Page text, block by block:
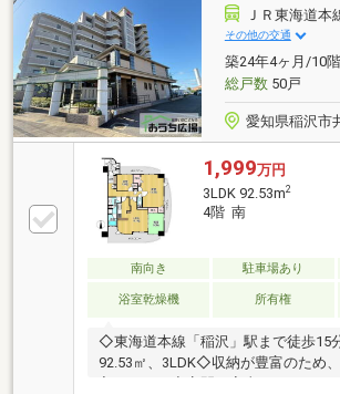
そうです◇専用使用権つき駐車場戸
ズにお使いいただけます◇エアコン1
にご内覧いただけますオプション提
風呂の新品交換ご相談くださいませ
ＪＲ東海道本
その他の交通
築24年4ヶ月/10
総戸数50戸
愛知県稲沢市
1,999万円
3LDK 92.53m2
4階 南
南向き 駐車場あり
浴室乾燥機 所有権
◇東海道本線「稲沢」駅まで徒歩15
92.53㎡、3LDK◇収納が豊富のため、
入ります。◇客間や家事スペースな